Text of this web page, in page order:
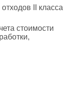
II класса
стоимости